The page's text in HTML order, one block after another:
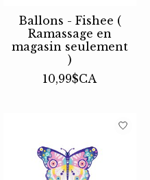
Ballons - Fishee (
Ramassage en
magasin seulement
)
10,99$CA